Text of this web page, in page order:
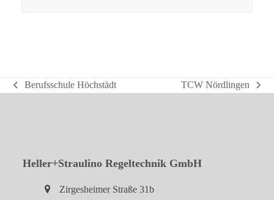
vorheriger
Berufsschule Höchstädt
Nächster
TCW Nördlingen
Heller+Straulino Regeltechnik GmbH
Zirgesheimer Straße 31b